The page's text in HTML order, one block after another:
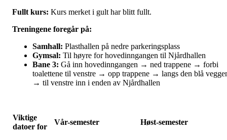
Fullt kurs: Kurs merket i gult har blitt fullt.
Treningene foregår på:
Samhall: Plasthallen på nedre parkeringsplass
Gymsal: Til høyre for hovedinngangen til Njårdhallen
Bane 3: Gå inn hovedinngangen → ned trappene → forbi
toalettene til venstre → opp trappene → langs den blå
→ til venstre inn i enden av Njårdhallen
Viktige
datoer for
Vår-semester Høst-semester